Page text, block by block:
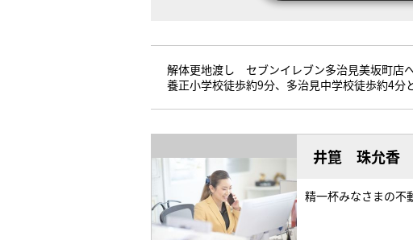
解体更地渡し セブンイレブン多治見美坂町店
養正小学校徒歩約9分、多治見中学校徒歩約4分
井箟 珠允香
精一杯みなさまの不